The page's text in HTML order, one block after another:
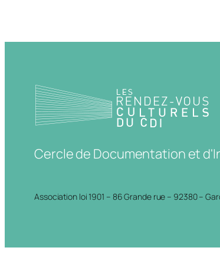
Cercle de Documentation et
Association loi 1901 – 86 Grande rue – 92380 –